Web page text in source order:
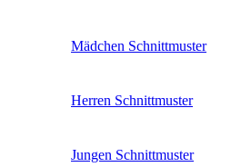
Mädchen Schnittmuster
Herren Schnittmuster
Jungen Schnittmuster